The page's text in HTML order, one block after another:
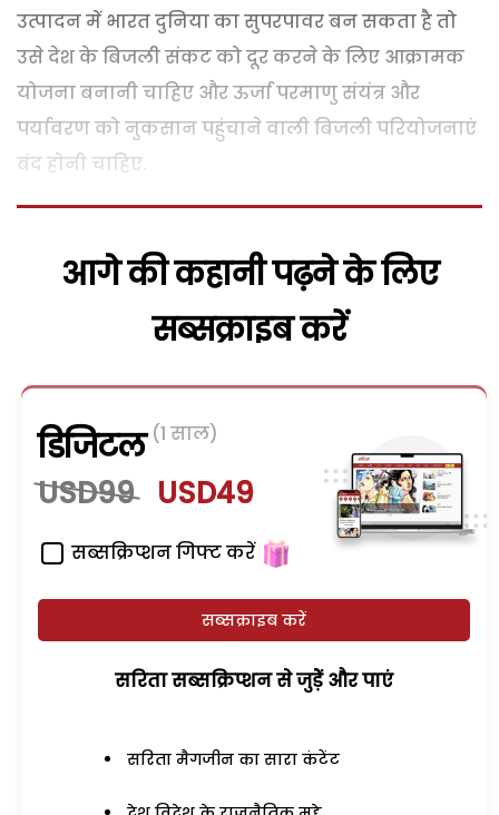
उत्पादन में भारत दुनिया का सुपरपावर बन सकता है तो
उसे देश के बिजली संकट को दूर करने के लिए आक्रामक
योजना बनानी चाहिए और ऊर्जा परमाणु संयंत्र और
पर्यावरण को नुकसान पहुंचाने वाली बिजली परियोजनाएं
बंद होनी चाहिए.
आगे की कहानी पढ़ने के लिए
सब्सक्राइब करें
डिजिटल (1 साल)
USD99 USD49
सब्सक्रिप्शन गिफ्ट करें
सब्सक्राइब करें
सरिता सब्सक्रिप्शन से जुड़ेें और पाएं
सरिता मैगजीन का सारा कंटेंट